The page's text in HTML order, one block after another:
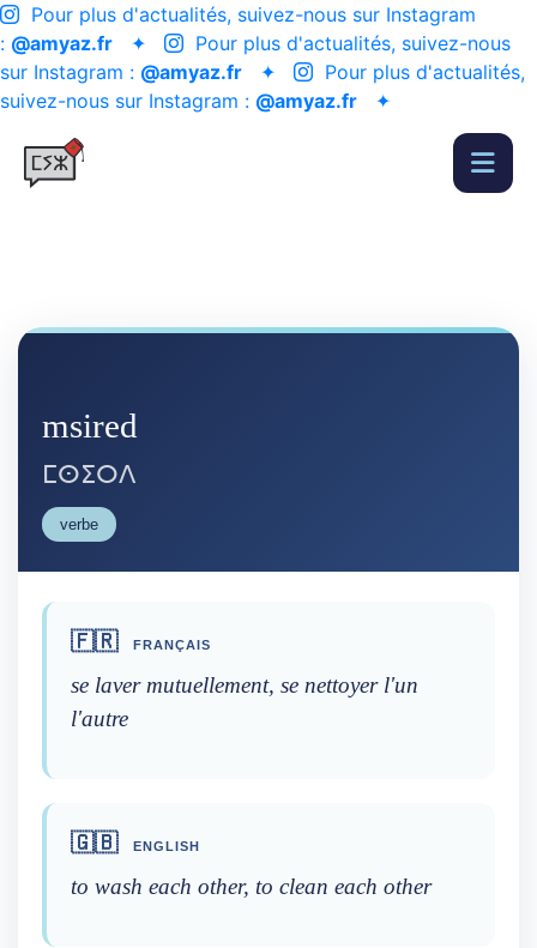
Pour plus d'actualités, suivez-nous sur Instagram
: @amyaz.fr ✦
Pour plus d'actualités, suivez-nous
sur Instagram : @amyaz.fr ✦
Pour plus d'actualités,
suivez-nous sur Instagram : @amyaz.fr ✦
msired
ⵎⵙⵉⵔⴷ
verbe
🇫🇷 FRANÇAIS
se laver mutuellement, se nettoyer l'un
l'autre
🇬🇧 ENGLISH
to wash each other, to clean each other